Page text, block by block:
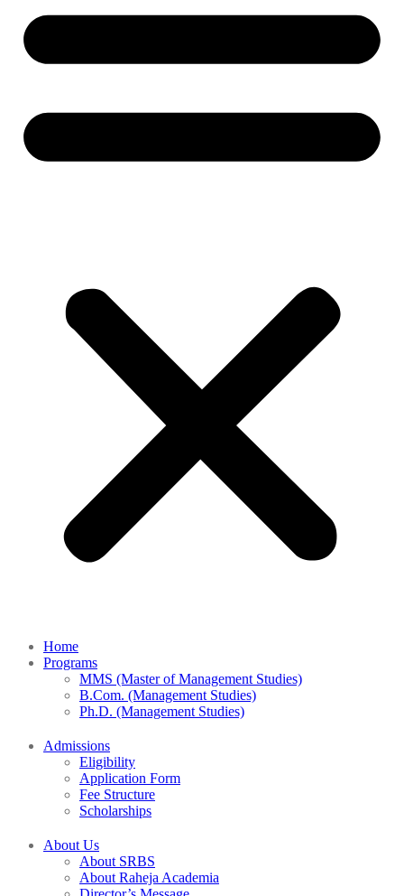
Home
Programs
MMS (Master of Management Studies)
B.Com. (Management Studies)
Ph.D. (Management Studies)
Admissions
Eligibility
Application Form
Fee Structure
Scholarships
About Us
About SRBS
About Raheja Academia